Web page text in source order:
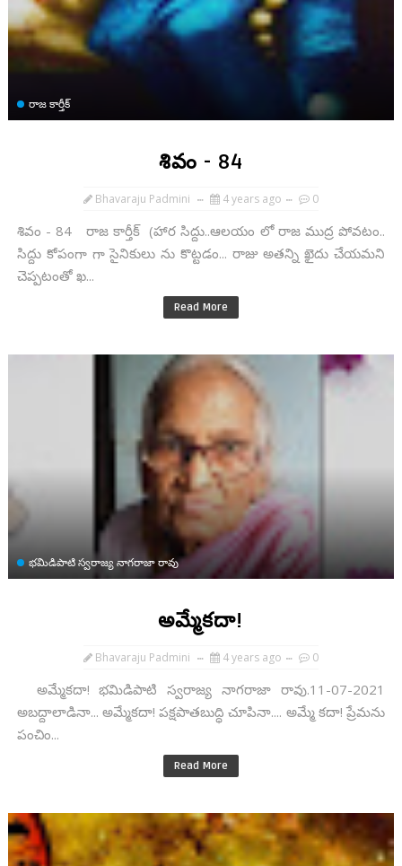
రాజ కార్తీక్
శివం - 84
Bhavaraju Padmini 4 years ago 0
శివం - 84 రాజ కార్తీక్ (హార సిద్దు..ఆలయం లో రాజ ముద్ర పోవటం..
సిద్దు కోపంగా గా సైనికులు ను కొట్టడం... రాజు అతన్ని ఖైదు చేయమని
చెప్పటంతో ఖ...
Read More
భమిడిపాటి స్వరాజ్య నాగరాజా రావు
అమ్మేకదా!
Bhavaraju Padmini 4 years ago 0
అమ్మేకదా! భమిడిపాటి స్వరాజ్య నాగరాజా రావు.11-07-2021
అబద్దాలాడినా... అమ్మేకదా! పక్షపాతబుద్ధి చూపినా.... అమ్మే కదా! ప్రేమను
పంచిం...
Read More